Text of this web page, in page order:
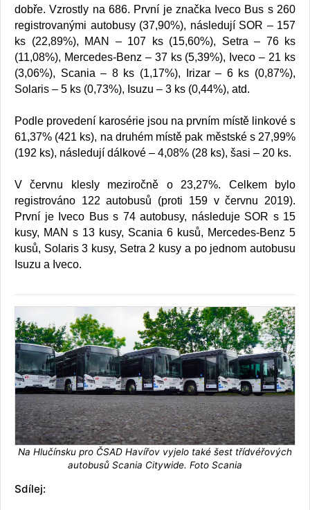
dobře. Vzrostly na 686. První je značka Iveco Bus s 260
registrovanými autobusy (37,90%), následují SOR – 157
ks (22,89%), MAN – 107 ks (15,60%), Setra – 76 ks
(11,08%), Mercedes-Benz – 37 ks (5,39%), Iveco – 21 ks
(3,06%), Scania – 8 ks (1,17%), Irizar – 6 ks (0,87%),
Solaris – 5 ks (0,73%), Isuzu – 3 ks (0,44%), atd.
Podle provedení karosérie jsou na prvním místě linkové s
61,37% (421 ks), na druhém místě pak městské s 27,99%
(192 ks), následují dálkové – 4,08% (28 ks), šasi – 20 ks.
V červnu klesly meziročně o 23,27%. Celkem bylo
registrováno 122 autobusů (proti 159 v červnu 2019).
První je Iveco Bus s 74 autobusy, následuje SOR s 15
kusy, MAN s 13 kusy, Scania 6 kusů, Mercedes-Benz 5
kusů, Solaris 3 kusy, Setra 2 kusy a po jednom autobusu
Isuzu a Iveco.
Na Hlučínsku pro ČSAD Havířov vyjelo také šest třídvéřových
autobusů Scania Citywide. Foto Scania
Sdílej: